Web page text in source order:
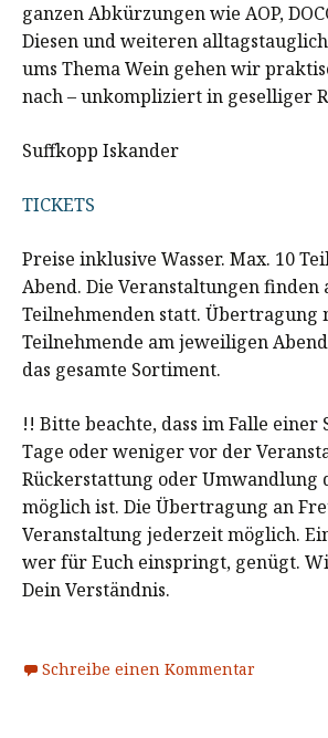
ganzen Abkürzungen wie AOP,
Diesen und weiteren
ums Thema Wein gehen wir
nach – unkompliziert in geselliger
Suffkopp Iskander
TICKETS
Preise inklusive Wasser. Max. 10
Abend. Die Veranstaltungen finden
Teilnehmenden statt. Übertragung
Teilnehmende am jeweiligen
das gesamte Sortiment.
!! Bitte beachte, dass im Falle einer
Tage oder weniger vor der
Rückerstattung oder Umwandlung
möglich ist. Die Übertragung an
Veranstaltung jederzeit möglich.
wer für Euch einspringt, genügt.
Dein Verständnis.
Schreibe einen Kommentar